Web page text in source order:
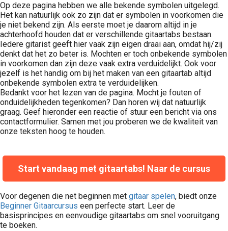
Op deze pagina hebben we alle bekende symbolen uitgelegd.
Het kan natuurlijk ook zo zijn dat er symbolen in voorkomen die
je niet bekend zijn. Als eerste moet je daarom altijd in je
achterhoofd houden dat er verschillende gitaartabs bestaan.
Iedere gitarist geeft hier vaak zijn eigen draai aan, omdat hij/zij
denkt dat het zo beter is. Mochten er toch onbekende symbolen
in voorkomen dan zijn deze vaak extra verduidelijkt. Ook voor
jezelf is het handig om bij het maken van een gitaartab altijd
onbekende symbolen extra te verduidelijken.
Bedankt voor het lezen van de pagina. Mocht je fouten of
onduidelijkheden tegenkomen? Dan horen wij dat natuurlijk
graag. Geef hieronder een reactie of stuur een bericht via ons
contactformulier. Samen met jou proberen we de kwaliteit van
onze teksten hoog te houden.
Start vandaag met gitaartabs! Naar de cursus
Voor degenen die net beginnen met gitaar spelen, biedt onze
Beginner Gitaarcursus een perfecte start. Leer de
basisprincipes en eenvoudige gitaartabs om snel vooruitgang
te boeken.